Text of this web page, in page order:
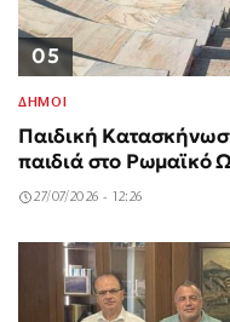
05
ΔΗΜΟΙ
Παιδική
παιδιά στο Ρωμαϊκό
27/07/2026 - 12:26